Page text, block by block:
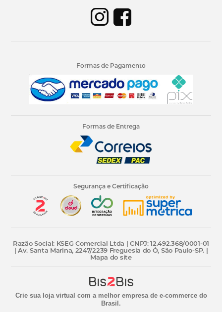
Formas de Pagamento
Formas de Entrega
Segurança e Certificação
Razão Social: KSEG Comercial Ltda | CNPJ: 12.492.368/0001-01
| Av. Santa Marina, 2247/2239 Freguesia do Ó, São Paulo-SP. |
Mapa do site
Crie sua loja virtual com a melhor empresa de e-commerce do
Brasil.